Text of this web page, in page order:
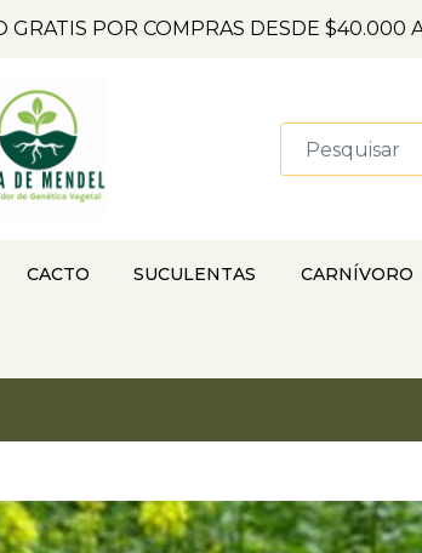
GRATIS POR COMPRAS DESDE $40.000
CACTO SUCULENTAS CARNÍVORO